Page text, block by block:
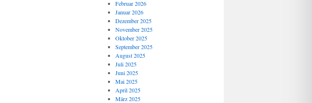
Februar 2026
Januar 2026
Dezember 2025
November 2025
Oktober 2025
September 2025
August 2025
Juli 2025
Juni 2025
Mai 2025
April 2025
März 2025